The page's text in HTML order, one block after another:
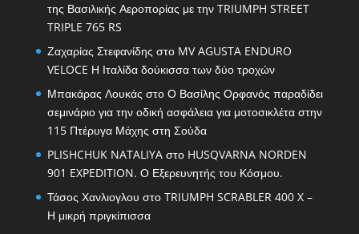
της Βασιλικής Αεροπορίας με την TRIUMPH STREET
TRIPLE 765 RS
Ζαχαρίας Στεφανίδης στο MV AGUSTA ENDURO
VELOCE Η Ιταλίδα δούκισσα των δύο τροχών
Μπακάρας Λουκάς στο Ο Βασίλης Ορφανός παραδίδει
σεμινάριο για την οδική ασφάλεια για μοτοσικλέτα στην
115 Πτέρυγα Μάχης στη Σούδα
PLISHCHUK NATALIYAστο HUSQVARNA NORDEN
901 EXPEDITION. Ο Εξερευνητής του Κόσμου.
Τάσος Χανλιογλου στο TRIUMPH SCRABLER 400 X –
Η μικρή πριγκίπισσα